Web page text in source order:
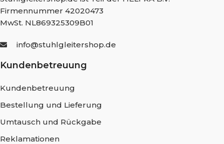
Firmennummer 42020473
MwSt. NL869325309B01
info@stuhlgleitershop.de
Kundenbetreuung
Kundenbetreuung
Bestellung und Lieferung
Umtausch und Rückgabe
Reklamationen